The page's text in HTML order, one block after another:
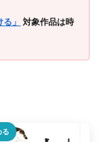
」
対象作品は時
る